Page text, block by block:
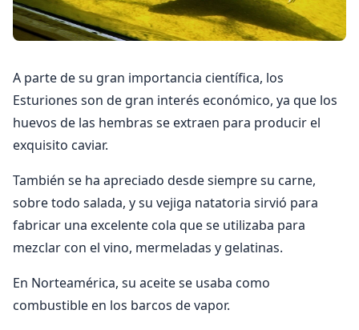
A parte de su gran importancia científica, los
Esturiones son de gran interés económico, ya que los
huevos de las hembras se extraen para producir el
exquisito caviar.
También se ha apreciado desde siempre su carne,
sobre todo salada, y su vejiga natatoria sirvió para
fabricar una excelente cola que se utilizaba para
mezclar con el vino, mermeladas y gelatinas.
En Norteamérica, su aceite se usaba como
combustible en los barcos de vapor.